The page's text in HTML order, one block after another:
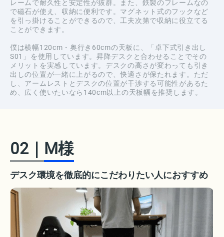
レームで耐久性と安定性が抜群。また、鉄製のフレームなの
で磁石が使え、収納に便利です。マグネット式のフックなど
を引っ掛けることができるので、工夫次第で収納に役立てる
ことができます。
僕は横幅120cm・奥行き60cmの天板に、「卓下式引き出し
S01」を使用しています。昇降デスクと合わせることでその
メリットを実感しています。デスクの高さが変わっても引き
出しの位置が一緒に上がるので、快適さが保たれます。ただ
し、アームレストとデスクの位置が干渉する可能性があるた
め、広く使いたいなら140cm以上の天板幅を推奨します。
02｜ M様
デスク環境を徹底的にこだわりたい人におすすめ